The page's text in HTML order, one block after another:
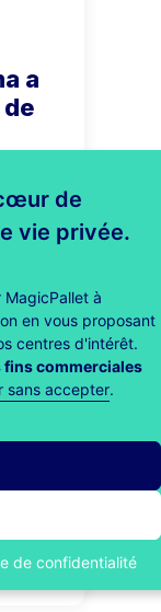
de
vie privée.
MagicPallet à
en vous proposant
centres d'intérêt.
fins commerciales
sans accepter.
de confidentialité
a
de